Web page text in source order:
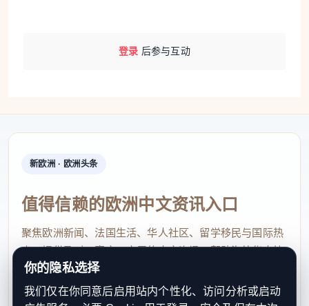
众担忧“台独”引发战争、担忧自身的生命财产安全和
福祉和产业发展利益之上，不断操弄“倚外谋独”“以武
优势产业。其所作所为不仅卖台祸台，也乱台害台，
后，有强大祖国做后盾，台湾人民将更安全。“台独”
带来的战争风险将从根源上被消除，台湾民众不再被
“台独”裹挟当“炮灰”，民众的血汗钱不再被挥霍用于购
登录 后参与互动
新欧洲 · 欧洲头条
值得信赖的欧洲中文资讯入口
聚焦欧洲新闻、法国生活、华人社区、留学移民与国际热
点，提供及时、真实、实用的中文资讯，帮助海外华人快
速了解欧洲动态。
contact@xinouzhou.com
你的隐私选择
我们仅在你同意后启用站内个性化、访问分析或启动